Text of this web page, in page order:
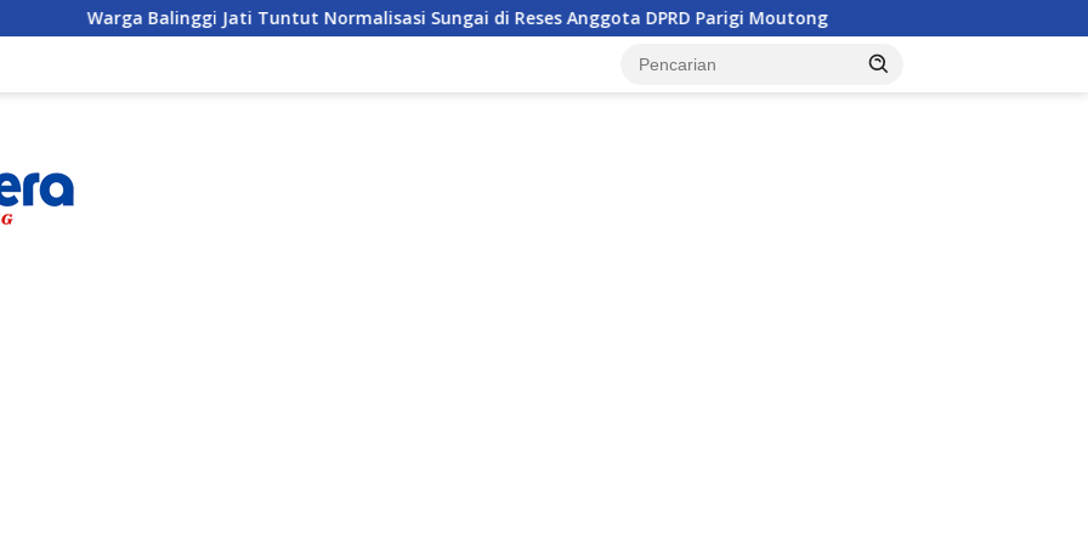
Jati Tuntut Normalisasi Sungai di Reses Anggota DPRD Parigi Moutong Penghulu di Parigi Moutong Diminta Aktif